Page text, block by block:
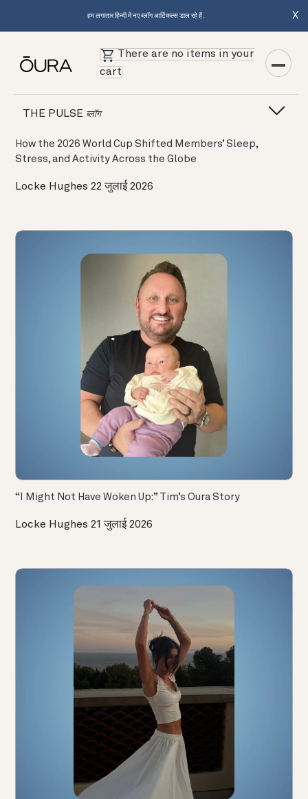
हम लगातार हिन्दी में नए ब्लॉग आर्टिकल्स डाल रहे हैं. X
There are no items in your
cart
THE PULSE ब्लॉग
Featured Articles
How the 2026 World Cup Shifted Members’ Sleep,
Stress, and Activity Across the Globe
Locke Hughes 22 जुलाई 2026
“I Might Not Have Woken Up:” Tim’s Oura Story
Locke Hughes 21 जुलाई 2026